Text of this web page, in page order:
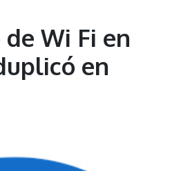
Wi Fi en
en